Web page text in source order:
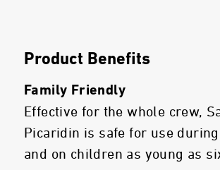
Product Benefits
Family Friendly
Effective for the whole crew,
Picaridin is safe for use
and on children as young as